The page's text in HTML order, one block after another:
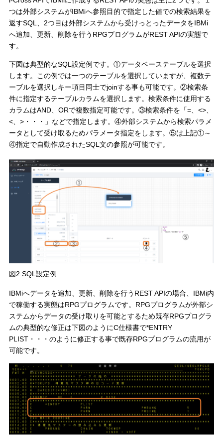
つは外部システムがIBMiへ参照目的で指定した値での検索結果を
返すSQL、2つ目は外部システムから受けっとったデータをIBMi
へ追加、更新、削除を行うRPGプログラムがREST APIの実態で
す。
下図は典型的なSQL設定例です。①データベーステーブルを選択
します。この例では一つのテーブルを選択していますが、複数テ
ーブルを選択しキー項目同士でjoinする事も可能です。②検索条
件に指定するテーブルカラムを選択します。検索条件に使用する
カラムはAND、ORで複数指定可能です。③検索条件を「=、<>、
<、>・・・」などで指定します。④外部システムから検索パラメ
ータとして受け取るためパラメータ指定をします。⑤は上記①～
④指定で自動作成されたSQL文の参照が可能です。
図2 SQL設定例
IBMiへデータを追加、更新、削除を行うREST APIの場合、IBMi内
で稼働する実態はRPGプログラムです。RPGプログラムが外部シ
ステムからデータの受け取りを可能とするため既存RPGプログラ
ムの典型的な修正は下図のようにC仕様書で*ENTRY
PLIST・・・のように修正する事で既存RPGプログラムの流用が
可能です。